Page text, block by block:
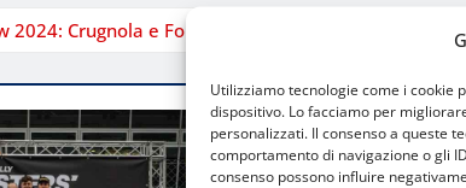
Utilizziamo tecnologie come i cookie
dispositivo. Lo facciamo per
personalizzati. Il consenso a queste
comportamento di navigazione o gli
consenso possono influire
2024: Crugnola e Fourmaux protagonisti di un finale